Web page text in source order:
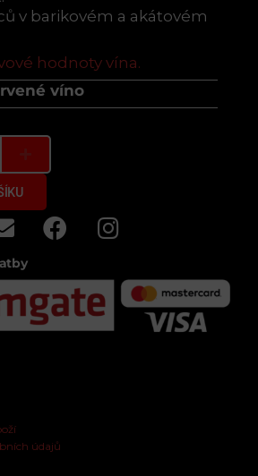
v barikovém a akátovém
hodnoty vína.
víno
údajů